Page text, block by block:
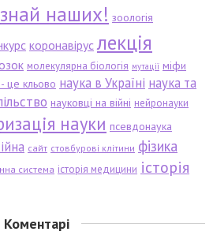
знай наших! зоологія
коронавірус лекція
молекулярна біологія мутації міфи
це кльово наука в Україні наука та
науковці на війні нейронауки
науки псевдонаука
сайт стовбурові клітини фізика
система історія медицини історія
Коментарі